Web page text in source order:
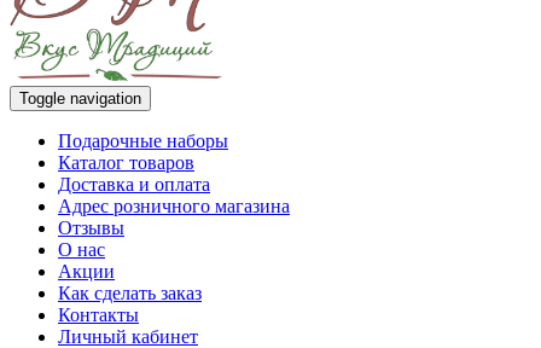
Toggle navigation
Подарочные наборы
Каталог товаров
Доставка и оплата
Адрес розничного магазина
Отзывы
О нас
Акции
Как сделать заказ
Контакты
Личный кабинет